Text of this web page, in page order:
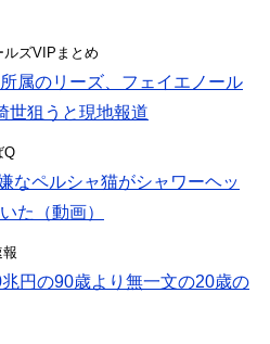
ルズVIPまとめ
属のリーズ、フェイエノール
世狙うと現地報道
Q
なペルシャ猫がシャワーヘッ
た（動画）
円の90歳より無一文の20歳の